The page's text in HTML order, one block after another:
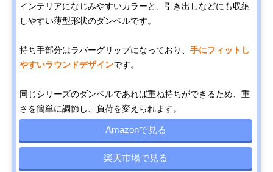
インテリアになじみやすいカラーと、引き出しなどにも収納
しやすい薄型形状のダンベルです。
持ち手部分はラバーグリップになっており、 手にフィットし
やすいラウンドデザインです。
同じシリーズのダンベルであれば重ね持ちができるため、重
さを簡単に調節し、負荷を変えられます。
Amazonで見る
楽天市場で見る